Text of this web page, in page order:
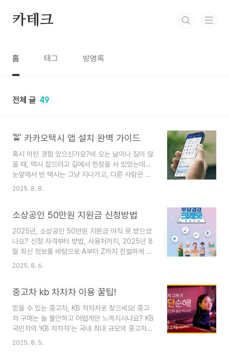
카테크
홈 태그 방명록
전체 글 49
🚖 카카오택시 앱 설치 완벽 가이드
혹시 이런 경험 있으신가요?비 오는 날이나 짐이 많
을 때, 택시 잡으려고 길에서 한참을 서 있었는데…
눈앞에서 빈 택시는 그냥 지나가고, 다른 사람은 휴
대폰만 꺼내더니 금방 택시를 타는 거예요.그 비밀
서도 바로 택시를 부를 수 있어요.오늘은 카카오택
스마트폰만 있으면 누구나 5분이면 준비 끝!1. 앱 설
치하기📱 안드로이드 카카오택시 앱 설치 카카오 T
- 택시, 대리, 주차, 바이크, 항공, 퀵 - Google
Play 앱모든 이동을 위한 모빌리티 서비스
카오 T 입력‘설치’ 버튼 누르면 끝!🍎 아이폰..
2025. 8. 8.
소상공인 50만원 지원금 신청방법
2025년, 소상공인 50만원 지원금 아직 못 받으셨
나요? 신청 자격부터 방법, 사용처까지, 2025년 8
월 최신 정보를 바탕으로 A부터 Z까지 친절하게 알
려드릴게요! 안녕하세요, 사장님들! 요즘 경기가 정
지원금은 가게 운영에 조금이나마 보탬이 될 수 있
서 포기할까...", "나는 과연 받을 수 있을까?" 하고
고민하는 분들이 많으실 것 같아요. 제가 2025년
8월 현재, 소상공인 50만원 지원금인 '부담경감 크
레딧' 신청 방법을 아주 쉽게 정리해 드릴게요. 복잡
2025. 8. 6.
중고차 kb 차차차 이용 꿀팁!
믿을 수 있는 중고차, KB 차차차로 찾으세요! 중고
차 구매는 늘 불안하고 어렵게만 느껴지시나요? KB
국민차의 'KB 차차차'는 국내 최대 규모의 중고차
매물을 보유하고, 다양한 안심 서비스를 제공하며
2025. 8. 5.